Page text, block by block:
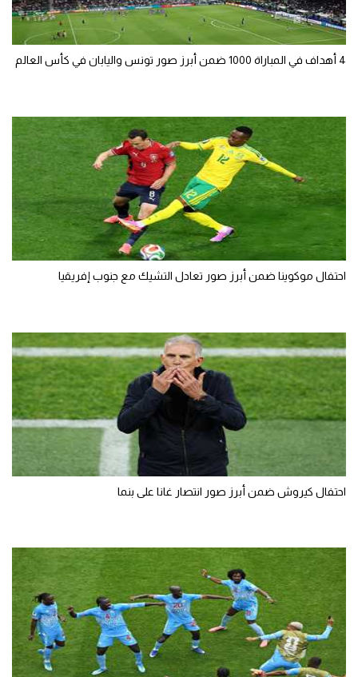
4 أهداف في المباراة 1000 ضمن أبرز صور تونس واليابان في كأس العالم
احتفال موكوينا ضمن أبرز صور تعادل التشيك مع جنوب إفريقيا
احتفال كيروش ضمن أبرز صور انتصار غانا على بنما